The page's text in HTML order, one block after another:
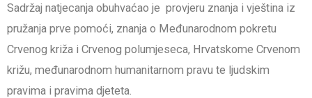
Sadržaj natjecanja obuhvaćao je provjeru znanja i vještina iz
pružanja prve pomoći, znanja o Međunarodnom pokretu
Crvenog križa i Crvenog polumjeseca, Hrvatskome Crvenom
križu, međunarodnom humanitarnom pravu te ljudskim
pravima i pravima djeteta.